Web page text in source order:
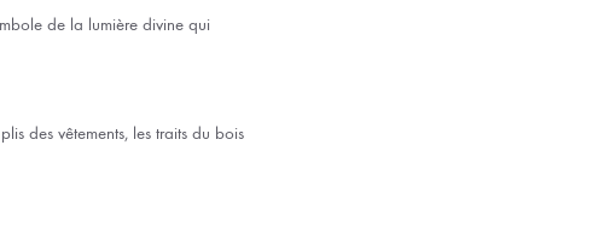
de la lumière divine qui
des vêtements, les traits du bois